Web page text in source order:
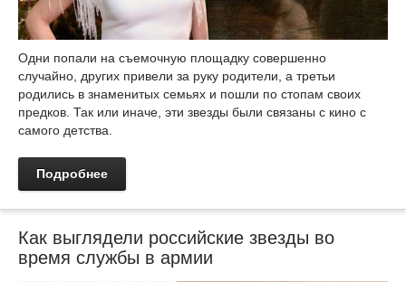
Одни попали на съемочную площадку совершенно
случайно, других привели за руку родители, а третьи
родились в знаменитых семьях и пошли по стопам своих
предков. Так или иначе, эти звезды были связаны с кино с
самого детства.
Подробнее
Как выглядели российские звезды во
время службы в армии